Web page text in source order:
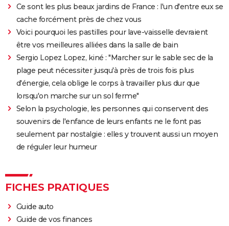
Ce sont les plus beaux jardins de France : l'un d'entre eux se
cache forcément près de chez vous
Voici pourquoi les pastilles pour lave-vaisselle devraient
être vos meilleures alliées dans la salle de bain
Sergio Lopez Lopez, kiné : "Marcher sur le sable sec de la
plage peut nécessiter jusqu'à près de trois fois plus
d'énergie, cela oblige le corps à travailler plus dur que
lorsqu'on marche sur un sol ferme"
Selon la psychologie, les personnes qui conservent des
souvenirs de l'enfance de leurs enfants ne le font pas
seulement par nostalgie : elles y trouvent aussi un moyen
de réguler leur humeur
FICHES PRATIQUES
Guide auto
Guide de vos finances